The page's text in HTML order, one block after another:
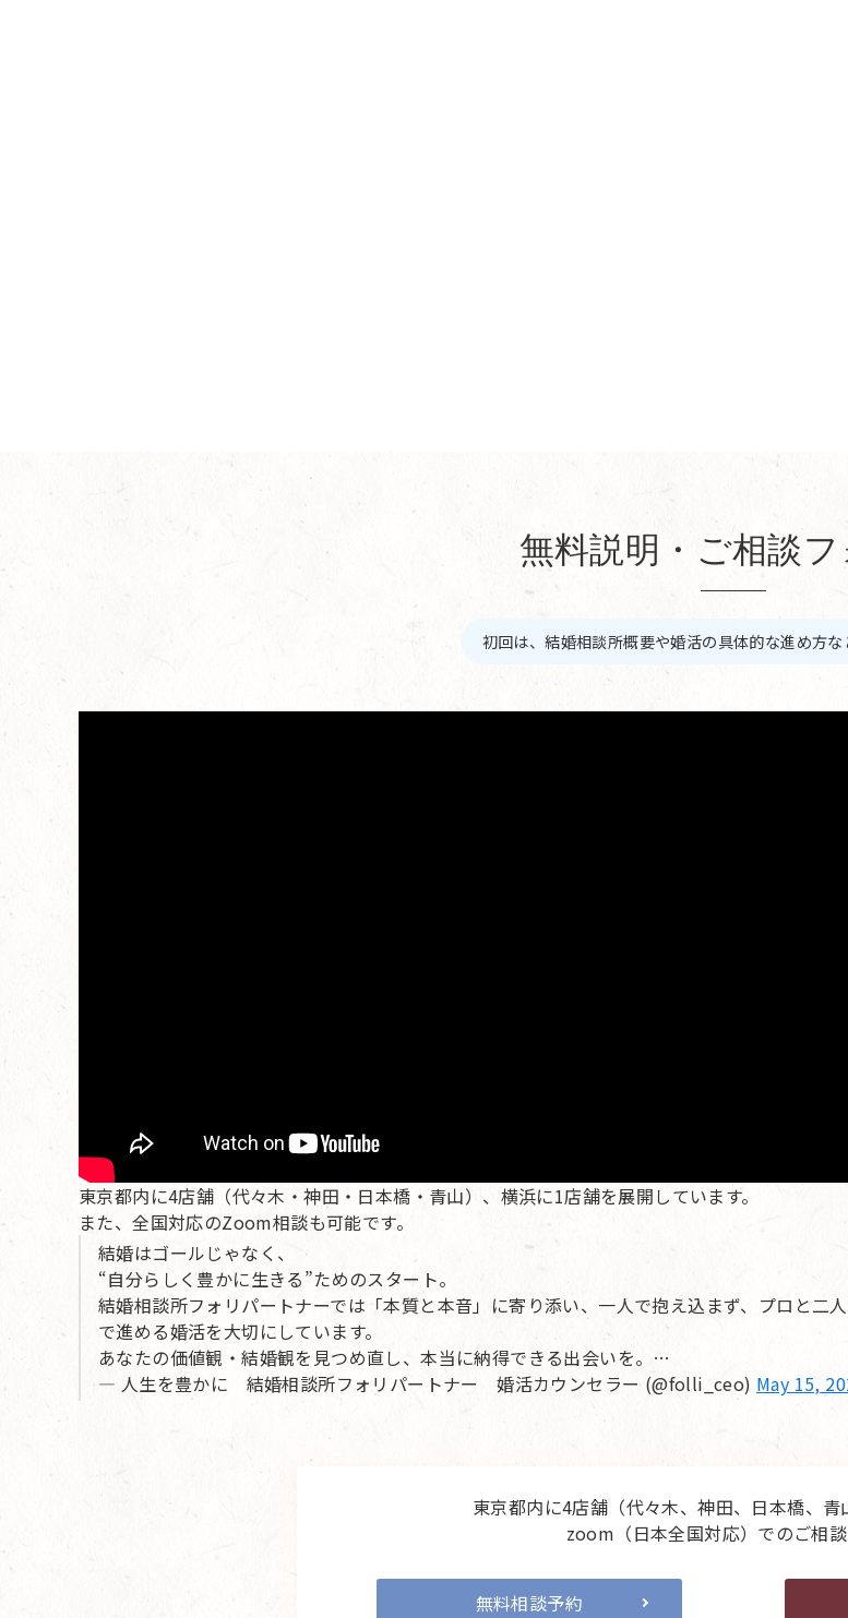
無料説明・ご相談フ
初回は、結婚相談所概要や婚活の具体的な進め方な
東京都内に4店舗（代々木・神田・日本橋・青山）、横浜に1店舗を展開しています。
また、全国対応のZoom相談も可能です。
結婚はゴールじゃなく、
“自分らしく豊かに生きる”ためのスタート。
結婚相談所フォリパートナーでは「本質と本音」に寄り添い、一人で抱え込まず、プロと二
で進める婚活を大切にしています。
あなたの価値観・結婚観を見つめ直し、本当に納得できる出会いを。…
— 人生を豊かに 結婚相談所フォリパートナー 婚活カウンセラー (@folli_ceo) May 15,
東京都内に4店舗（代々木、神田、日本橋、
zoom（日本全国対応）でのご相
無料相談予約